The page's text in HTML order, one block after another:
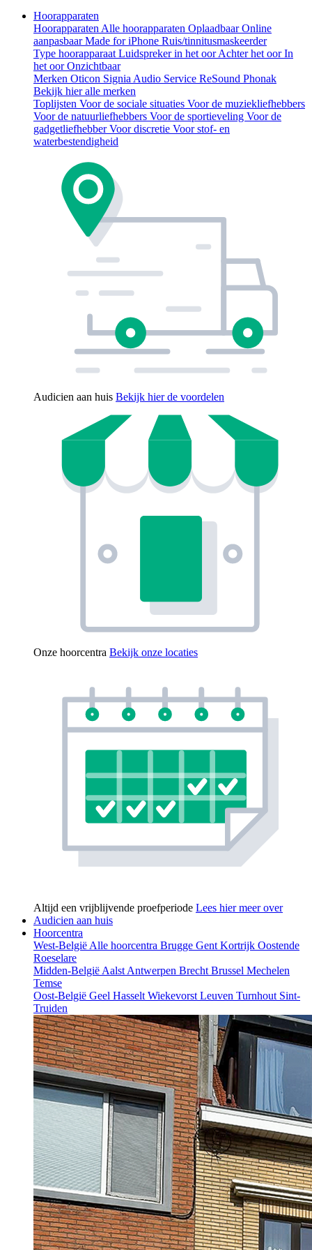
Hoorapparaten
Hoorapparaten Alle hoorapparaten OplaadbaarOnline
aanpasbaarMade for iPhone Ruis/tinnitusmaskeerder
Type hoorapparaat Luidspreker in het oorAchter het oorIn
het oorOnzichtbaar
Merken Oticon Signia Audio Service ReSound Phonak
Bekijk hier alle merken
Toplijsten Voor de sociale situaties Voor de muziekliefhebbers
Voor de natuurliefhebbers Voor de sportieveling Voor de
gadgetliefhebberVoor discretie Voor stof- en
waterbestendigheid
Audicien aan huis Bekijk hier de voordelen
Onze hoorcentra Bekijk onze locaties
Altijd een vrijblijvende proefperiode Lees hier meer over
Audicien aan huis
Hoorcentra
West-België Alle hoorcentra Brugge Gent Kortrijk Oostende
Roeselare
Midden-België Aalst Antwerpen Brecht Brussel Mechelen
Temse
Oost-België Geel Hasselt Wiekevorst Leuven Turnhout Sint-
Truiden